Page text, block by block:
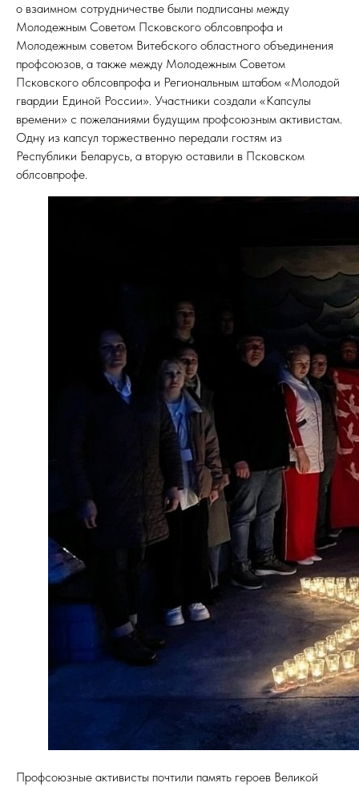
о взаимном сотрудничестве были подписаны между
Молодежным Советом Псковского облсовпрофа и
Молодежным советом Витебского областного объединения
профсоюзов, а также между Молодежным Советом
Псковского облсовпрофа и Региональным штабом «Молодой
гвардии Единой России». Участники создали «Капсулы
времени» с пожеланиями будущим профсоюзным активистам.
Одну из капсул торжественно передали гостям из
Республики Беларусь, а вторую оставили в Псковском
облсовпрофе.
Профсоюзные активисты почтили память героев Великой